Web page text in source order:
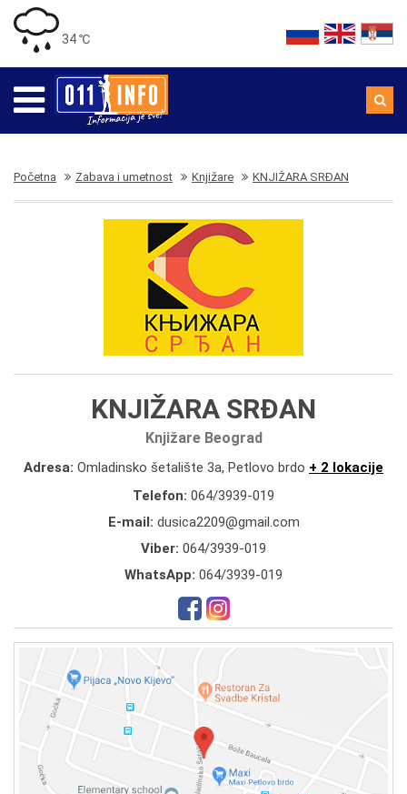
34 ℃
Početna Zabava i umetnost Knjižare KNJIŽARA SRĐAN
KNJIŽARA SRĐAN
Knjižare Beograd
Adresa: Omladinsko šetalište 3a, Petlovo brdo + 2 lokacije
Telefon: 064/3939-019
E-mail: dusica2209@gmail.com
Viber: 064/3939-019
WhatsApp: 064/3939-019